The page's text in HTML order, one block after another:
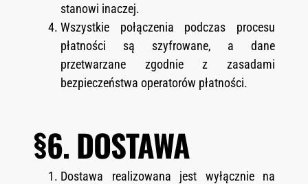
stanowi inaczej.
Wszystkie połączenia podczas procesu
płatności są szyfrowane, a dane
przetwarzane zgodnie z zasadami
bezpieczeństwa operatorów płatności.
§6. DOSTAWA
Dostawa realizowana jest wyłącznie na